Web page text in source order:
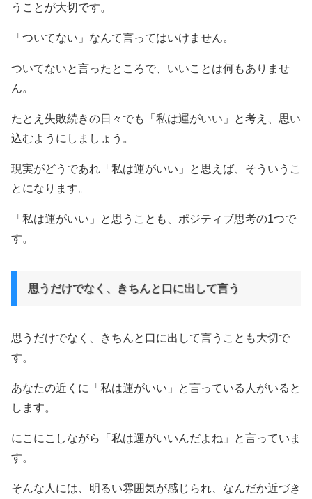
うことが大切です。
「ついてない」なんて言ってはいけません。
ついてないと言ったところで、いいことは何もありませ
ん。
たとえ失敗続きの日々でも「私は運がいい」と考え、思い
込むようにしましょう。
現実がどうであれ「私は運がいい」と思えば、そういうこ
とになります。
「私は運がいい」と思うことも、ポジティブ思考の1つで
す。
思うだけでなく、きちんと口に出して言う
思うだけでなく、きちんと口に出して言うことも大切で
す。
あなたの近くに「私は運がいい」と言っている人がいると
します。
にこにこしながら「私は運がいいんだよね」と言っていま
す。
そんな人には、明るい雰囲気が感じられ、なんだか近づき